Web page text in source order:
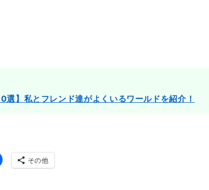
選】私とフレンド達がよくいるワールドを紹介！
その他